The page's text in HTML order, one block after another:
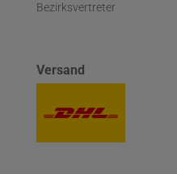
Bezirksvertreter
Versand